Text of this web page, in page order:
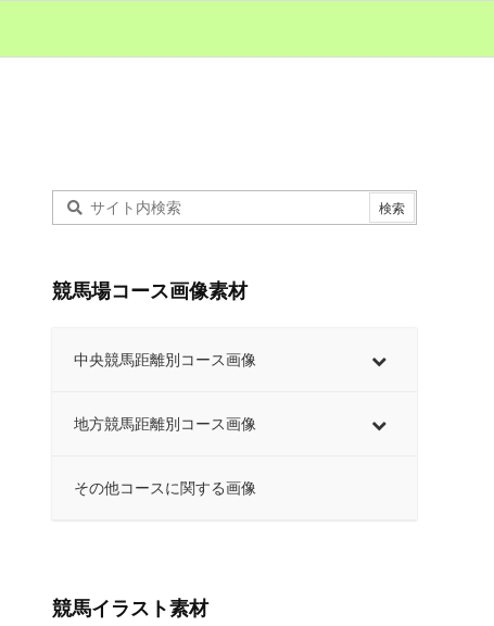
競馬場コース画像素材
中央競馬距離別コース画像
地方競馬距離別コース画像
その他コースに関する画像
競馬イラスト素材